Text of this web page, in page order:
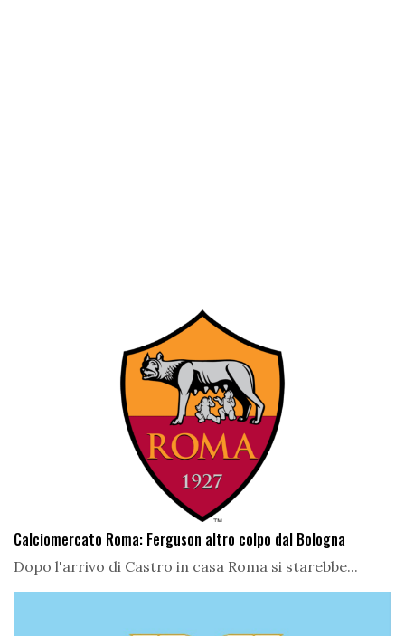
Calciomercato Roma: Ferguson altro colpo dal Bologna
Dopo l'arrivo di Castro in casa Roma si starebbe...